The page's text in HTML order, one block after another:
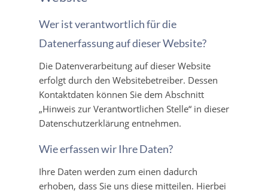
Wer ist verantwortlich für die
Datenerfassung auf dieser Website?
Die Datenverarbeitung auf dieser Website
erfolgt durch den Websitebetreiber. Dessen
Kontaktdaten können Sie dem Abschnitt
„Hinweis zur Verantwortlichen Stelle“ in dieser
Datenschutzerklärung entnehmen.
Wie erfassen wir Ihre Daten?
Ihre Daten werden zum einen dadurch
erhoben, dass Sie uns diese mitteilen. Hierbei